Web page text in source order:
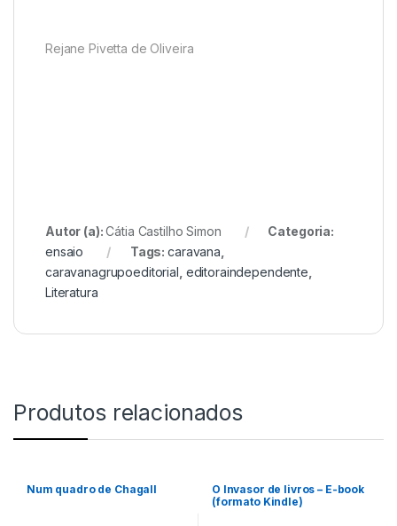
Rejane Pivetta de Oliveira
Autor (a):Cátia Castilho Simon
Categoria:
ensaio
Tags:caravana
caravanagrupoeditorial editoraindependente
Literatura
Produtos relacionados
Num quadro de Chagall
O Invasor de livros – E-book
(formato Kindle)